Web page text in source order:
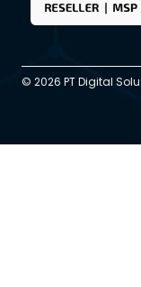
© 2026 PT Digital